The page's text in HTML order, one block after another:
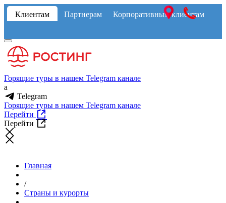
Клиентам Партнерам Корпоративным клиентам
Горящие туры в нашем Telegram канале
a
Telegram
Горящие туры в нашем Telegram канале
Перейти
Перейти
Главная
/
Страны и курорты